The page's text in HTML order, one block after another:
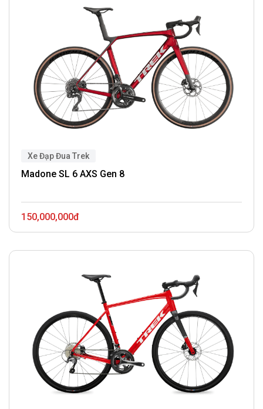
Xe Đạp Đua Trek
Madone SL 6 AXS Gen 8
150,000,000đ